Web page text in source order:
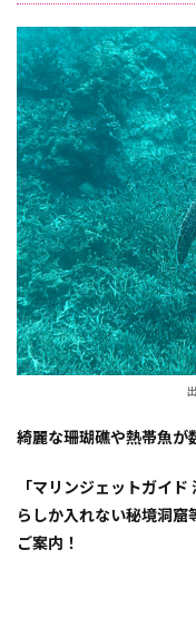
綺麗な珊瑚礁や熱帯魚が
「マリンジェットガイ
らしか入れない秘境洞
ご案内！